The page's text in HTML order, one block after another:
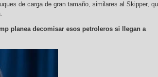
de carga de gran tamaño, similares al Skipper,
planea decomisar esos petroleros si llegan a